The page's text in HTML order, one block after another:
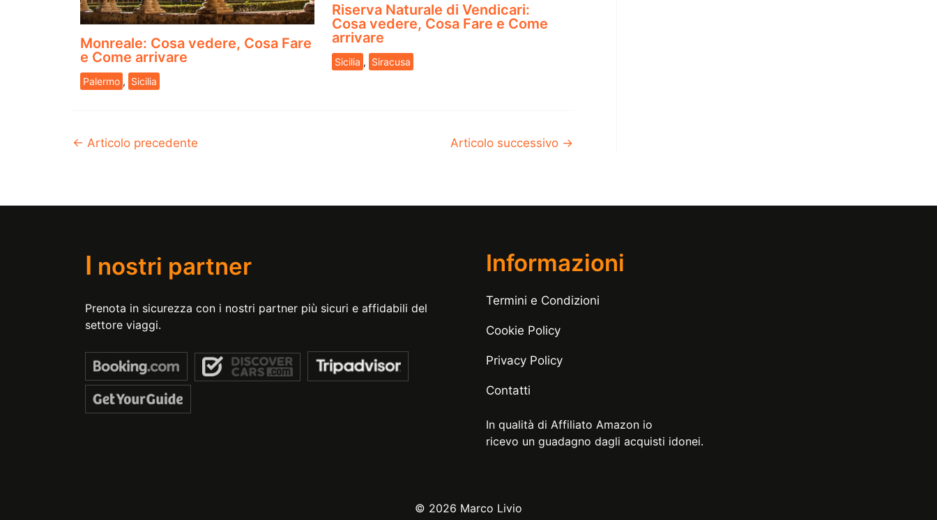
Monreale: Cosa vedere, Cosa Fare
e Come arrivare
Palermo , Sicilia
Riserva Naturale di Vendicari:
Cosa vedere, Cosa Fare e Come
arrivare
Sicilia , Siracusa
← Articolo precedente Articolo successivo →
I nostri partner
Prenota in sicurezza con i nostri partner più sicuri e affidabili del
settore viaggi.
Informazioni
Termini e Condizioni
Cookie Policy
Privacy Policy
Contatti
In qualità di Affiliato Amazon io
ricevo un guadagno dagli acquisti idonei.
© 2026 Marco Livio